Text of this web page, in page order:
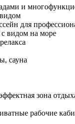
и
для
видом на море
сауна
зона
рабочие